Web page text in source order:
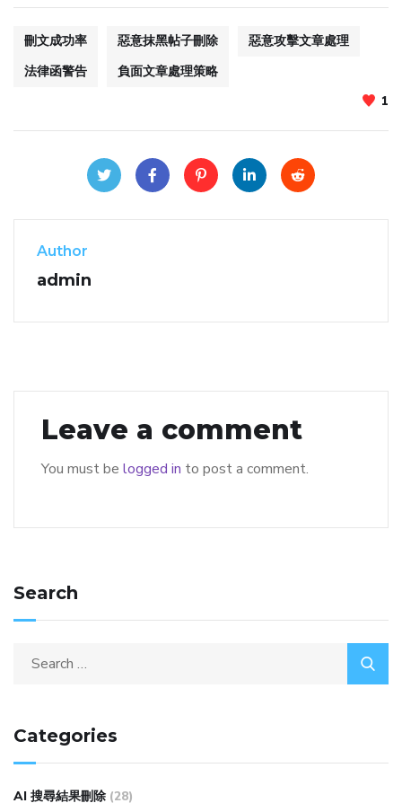
刪文成功率 惡意抹黑帖子刪除
惡意攻擊文章處理
法律函警告
負面文章處理策略
1
Author
admin
Leave a comment
You must be logged in to post a comment.
Search
Categories
AI 搜尋結果刪除 (28)